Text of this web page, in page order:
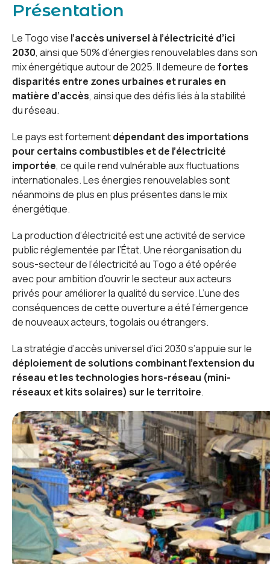
Présentation
Le Togo vise l’accès universel à l’électricité d’ici
2030, ainsi que 50% d’énergies renouvelables dans son
mix énergétique autour de 2025. Il demeure defortes
disparités entre zones urbaines et rurales en
matière d’accès, ainsi que des défis liés à la stabilité
du réseau.
Le pays est fortementdépendant des importations
pour certains combustibles et de l’électricité
importée, ce qui le rend vulnérable aux fluctuations
internationales. Les énergies renouvelables sont
néanmoins de plus en plus présentes dans le mix
énergétique.
La production d’électricité est une activité de service
public réglementée par l’État. Une réorganisation du
sous-secteur de l’électricité au Togo a été opérée
avec pour ambition d’ouvrir le secteur aux acteurs
privés pour améliorer la qualité du service. L’une des
conséquences de cette ouverture a été l’émergence
de nouveaux acteurs, togolais ou étrangers.
La stratégie d’accès universel d’ici 2030 s’appuie sur le
déploiement de solutions combinant l’extension du
réseau et les technologies hors-réseau (mini-
réseaux et kits solaires) sur le territoire.